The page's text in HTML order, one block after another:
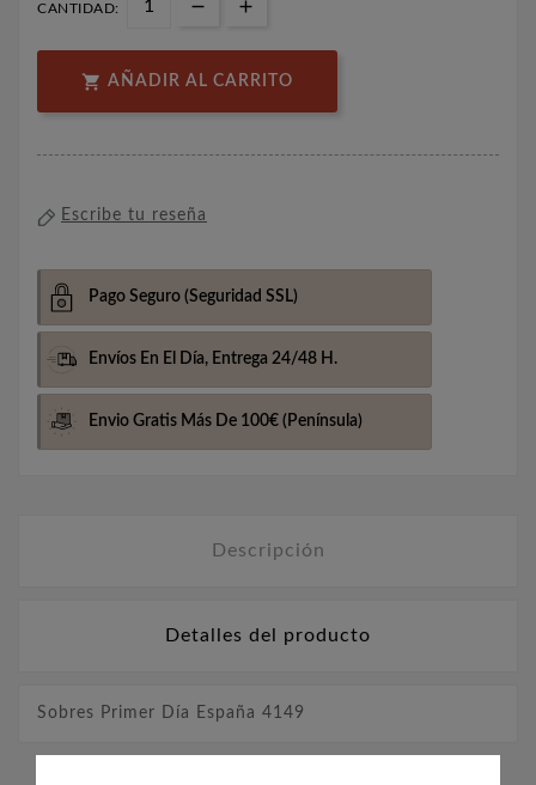
CANTIDAD:
 AÑADIR AL CARRITO
Escribe tu reseña
Pago Seguro (Seguridad SSL)
Envíos En El Día, Entrega 24/48 H.
Envio Gratis Más De 100€ (Península)
Descripción
Detalles del producto
Sobres Primer Día España 4149